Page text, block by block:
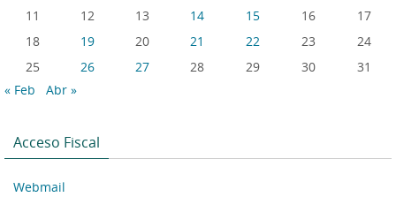
11
12 13 14 15 16
17
18
19 20 21 22 23
24
25
26 27 28 29 30
31
« Feb
Abr »
Acceso Fiscal
Webmail